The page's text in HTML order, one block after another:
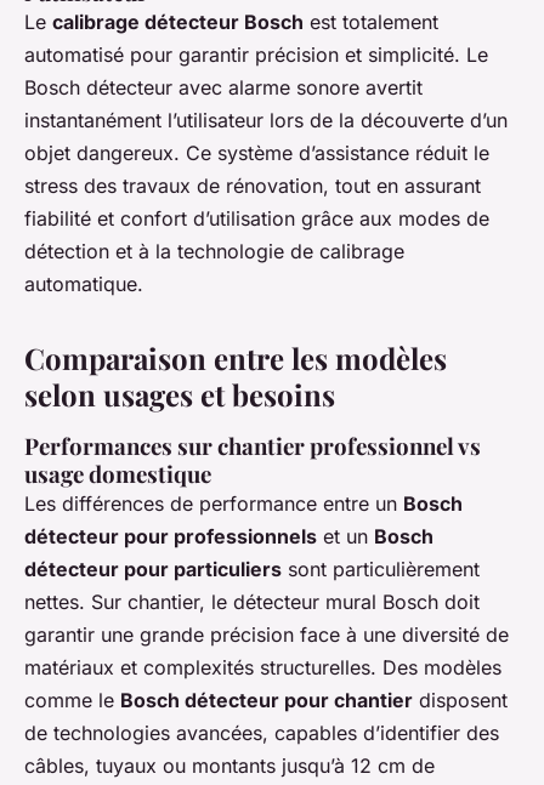
Le calibrage détecteur Bosch est totalement
automatisé pour garantir précision et simplicité. Le
Bosch détecteur avec alarme sonore avertit
instantanément l’utilisateur lors de la découverte d’un
objet dangereux. Ce système d’assistance réduit le
stress des travaux de rénovation, tout en assurant
fiabilité et confort d’utilisation grâce aux modes de
détection et à la technologie de calibrage
automatique.
Comparaison entre les modèles
selon usages et besoins
Performances sur chantier professionnel vs
usage domestique
Les différences de performance entre un Bosch
détecteur pour professionnels et un Bosch
détecteur pour particuliers sont particulièrement
nettes. Sur chantier, le détecteur mural Bosch doit
garantir une grande précision face à une diversité de
matériaux et complexités structurelles. Des modèles
comme le Bosch détecteur pour chantier disposent
de technologies avancées, capables d’identifier des
câbles, tuyaux ou montants jusqu’à 12 cm de